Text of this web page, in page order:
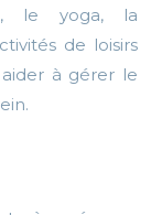
le yoga, la
de loisirs
à gérer le